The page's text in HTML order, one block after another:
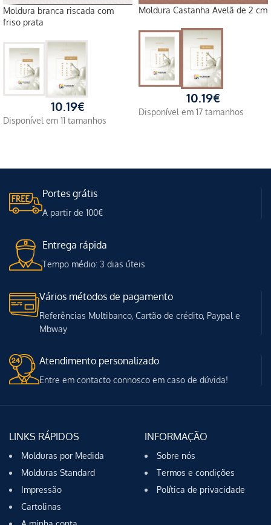
Moldura branca riscada com
friso prata
10.19€
Disponível em 11 tamanhos
Moldura Castanha Avelã de 2 cm
10.19€
Disponível em 17 tamanhos
Portes grátis
A partir de 100€
Entrega rápida
Tempo médio: 3 dias úteis
Vários métodos de pagamento
Referências Multibanco, Cartão de crédito, Paypal e
Mbway
Atendimento personalizado
Entre em contacto connosco em caso de dúvida!
LINKS RÁPIDOS
Molduras por Medida
Molduras Standard
Impressão
Cartolinas
INFORMAÇÃO
Sobre nós
Termos e condições
Política de privacidade